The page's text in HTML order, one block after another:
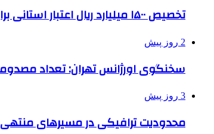
تخصیص ۱۵۰۰ میلیارد ریال اعتبار استانی برای ساماندهی بافت قدیم دزفول
2 روز پیش
سخنگوی اورژانس تهران: تعداد مصدومان
3 روز پیش
محدودیت ترافیکی در مسیرهای